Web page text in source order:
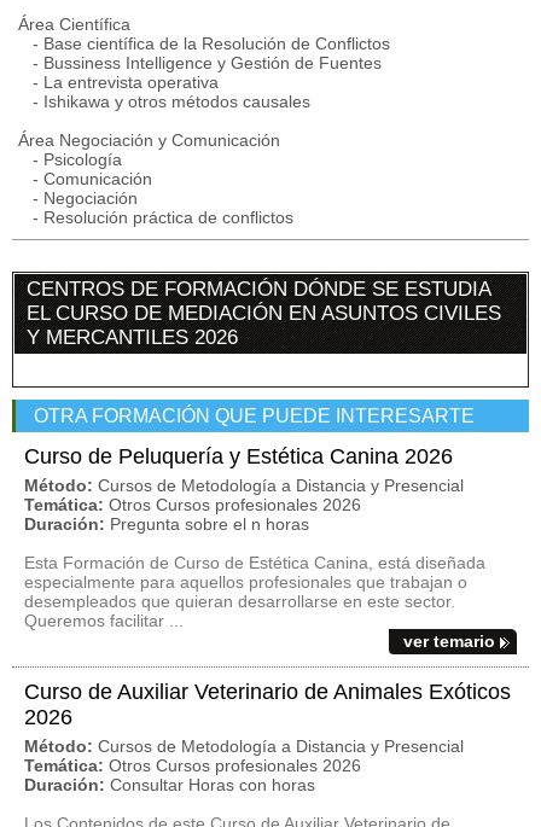
Área Científica
- Base científica de la Resolución de Conflictos
- Bussiness Intelligence y Gestión de Fuentes
- La entrevista operativa
- Ishikawa y otros métodos causales
Área Negociación y Comunicación
- Psicología
- Comunicación
- Negociación
- Resolución práctica de conflictos
CENTROS DE FORMACIÓN DÓNDE SE ESTUDIA
EL CURSO DE MEDIACIÓN EN ASUNTOS CIVILES
Y MERCANTILES 2026
OTRA FORMACIÓN QUE PUEDE INTERESARTE
Curso de Peluquería y Estética Canina 2026
Método: Cursos de Metodología a Distancia y Presencial
Temática: Otros Cursos profesionales 2026
Duración: Pregunta sobre el n horas
Esta Formación de Curso de Estética Canina, está diseñada
especialmente para aquellos profesionales que trabajan o
desempleados que quieran desarrollarse en este sector.
Queremos facilitar ...
ver temario
Curso de Auxiliar Veterinario de Animales Exóticos
2026
Método: Cursos de Metodología a Distancia y Presencial
Temática: Otros Cursos profesionales 2026
Duración: Consultar Horas con horas